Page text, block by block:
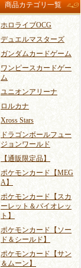
商品カテゴリ一覧
ホロライブOCG
デュエルマスターズ
ガンダムカードゲーム
ワンピースカードゲー
ム
ユニオンアリーナ
ロルカナ
Xross Stars
ドラゴンボールフュー
ジョンワールド
【通販限定品】
ポケモンカード【MEG
A】
ポケモンカード【スカ
ーレット＆バイオレッ
ト】
ポケモンカード【ソー
ド＆シールド】
ポケモンカード【サン
＆ムーン】